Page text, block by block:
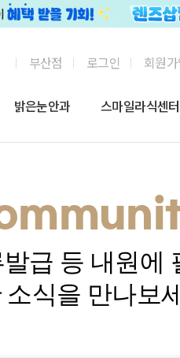
부산점 로그인 회원가
밝은눈안과 스마일라식센터
급 등 내원에
식을 만나보